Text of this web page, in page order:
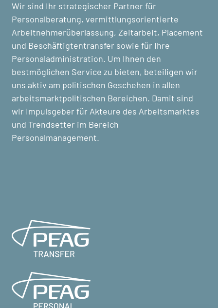
Wir sind Ihr strategischer Partner für
Personalberatung, vermittlungsorientierte
Arbeitnehmerüberlassung, Zeitarbeit, Placement
und Beschäftigtentransfer sowie für Ihre
Personaladministration. Um Ihnen den
bestmöglichen Service zu bieten, beteiligen wir
uns aktiv am politischen Geschehen in allen
arbeitsmarktpolitischen Bereichen. Damit sind
wir Impulsgeber für Akteure des Arbeitsmarktes
und Trendsetter im Bereich
Personalmanagement.